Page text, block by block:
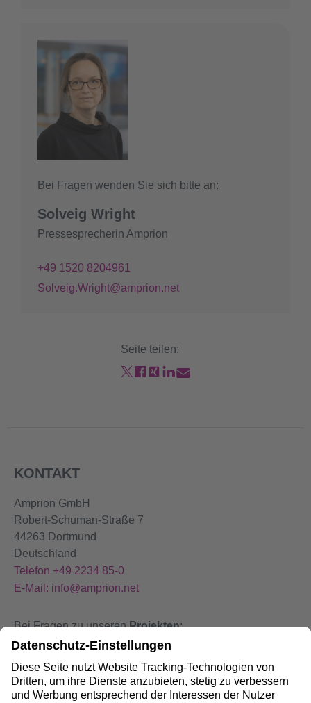
Bei Fragen wenden Sie sich bitte an:
Solveig Wright
Pressesprecherin Amprion
+49 1520 8204961
Solveig.Wright@amprion.net
Seite teilen:
KONTAKT
Amprion GmbH
Robert-Schuman-Straße 7
44263 Dortmund
Deutschland
Telefon +49 2234 85-0
E-Mail: info@amprion.net
Bei Fragen zu unserenProjekten:
+49 800 584 9000
BeiStörungen an unseren Anlagen:
+49 800 490 4000